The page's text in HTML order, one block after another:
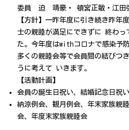
委員 迫 靖豪・ 頓宮正敏・江田
【方針】 一昨年度に引 き続き昨年度
士の親睦が満足にできずに終わっ
た。 今年度はwithコロナで感染予
多くの親睦会等で会員間の結びつ
うに考えて いきます。
【活動計画】
会員の誕生日祝い、結婚記念 日祝い
納涼例会、 観月例会、 年末家族親
会、 年度末家族親睦会